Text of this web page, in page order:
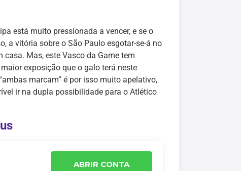
está muito pressionada a vencer, e se o
a vitória sobre o São Paulo esgotar-se-á no
Mas, este Vasco da Game tem
exposição que o galo terá neste
marcam” é por isso muito apelativo,
ir na dupla possibilidade para o Atlético
ABRIR CONTA